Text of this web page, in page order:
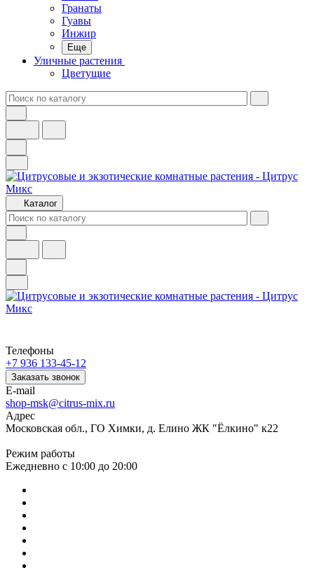
Гранаты
Гуавы
Инжир
Еще
Уличные растения
Цветущие
Каталог
Телефоны
+7 936 133-45-12
Заказать звонок
E-mail
shop-msk@citrus-mix.ru
Адрес
Московская обл., ГО Химки, д. Елино ЖК "Ёлкино" к22
Режим работы
Ежедневно с 10:00 до 20:00